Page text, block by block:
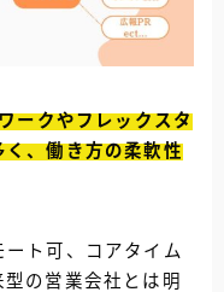
ークやフレックスタ
、働き方の柔軟性
ト可、コアタイム
の営業会社とは明